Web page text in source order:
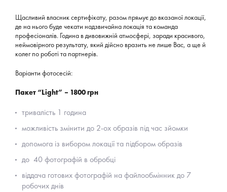
Щасливий власник сертифікату, разом прямує до вказаної локації,
де на нього буде чекати надзвичайна локація та команда
професіоналів. Година в дивовижній атмосфері, заради красивого,
неймовірного результату, який дійсно вразить не лише Вас, а ще й
колег по роботі та партнерів.
Варіанти фотосесій:
Пакет “Light” – 1800 грн
тривалість 1 година
можливість змінити до 2-ох образів під час зйомки
допомога із вибором локації та підбором образів
до 40 фотографій в обробці
віддача готових фотографій на файлообмінник до 7
робочих днів